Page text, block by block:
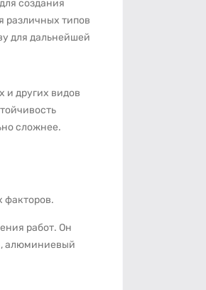
создания
различных типов
для дальнейшей
и других видов
сложнее.
факторов.
работ. Он
алюминиевый